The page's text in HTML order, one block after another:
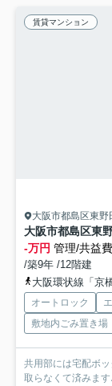
賃貸マンション
大阪市都島区東野
大阪市都島区東
-万円 管理/共益
/築9年 /12階建
大阪環状線「京
オートロック
敷地内ごみ置き場
共用部には宅配ボ
取らなくて済みま